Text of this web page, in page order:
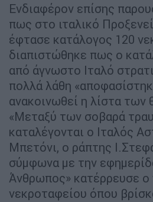
Ενδιαφέρον επίσης
πως στο ιταλικό
έφτασε κατάλογος 120
διαπιστώθηκε πως ο
από άγνωστο Ιταλό
πολλά λάθη
ανακοινωθεί η λίστα των
«Μεταξύ των σοβαρά
καταλέγονται ο Ιταλός
Μπετόνι, ο ράπτης
σύμφωνα με την
Άνθρωπος» κατέρρευσε ο
νεκροταφείου όπου